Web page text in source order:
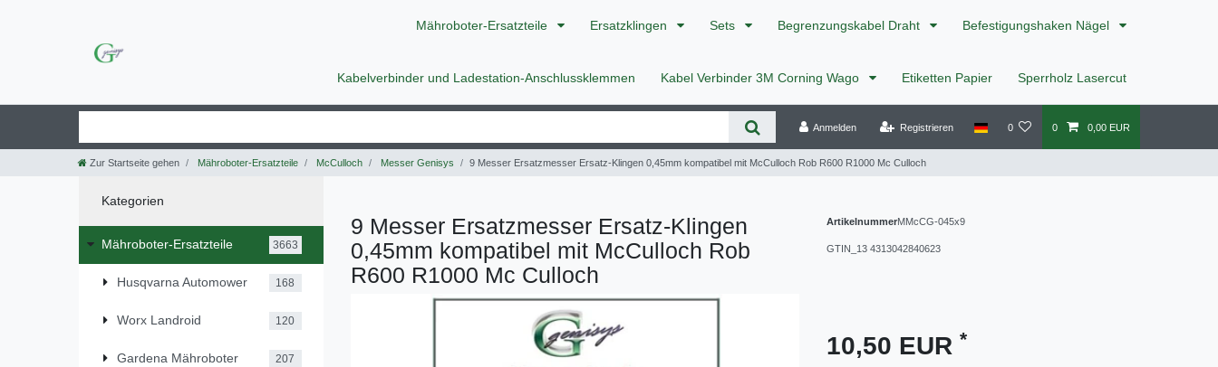
Mähroboter-Ersatzteile Ersatzklingen Sets Begrenzungskabel Draht Befestigungshaken Nägel
Kabelverbinder und Ladestation-Anschlussklemmen Kabel Verbinder 3M Corning Wago Etiketten Papier Sperrholz Lasercut
Anmelden Registrieren 0 0 0,00 EUR
Zur Startseite gehen Mähroboter-Ersatzteile McCulloch Messer Genisys 9 Messer Ersatzmesser Ersatz-Klingen 0,45mm kompatibel mit McCulloch Rob R600 R1000 Mc Culloch
Kategorien
Mähroboter-Ersatzteile 3663
Husqvarna Automower 168
Worx Landroid 120
Gardena Mähroboter 207
9 Messer Ersatzmesser Ersatz-Klingen
0,45mm kompatibel mit McCulloch Rob
R600 R1000 Mc Culloch
ArtikelnummerMMcCG-045x9
GTIN_13 4313042840623
10,50 EUR *